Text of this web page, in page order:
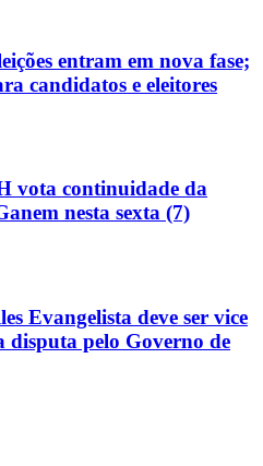
entram em nova fase;
candidatos e eleitores
vota continuidade da
nesta sexta (7)
Evangelista deve ser vice
disputa pelo Governo de